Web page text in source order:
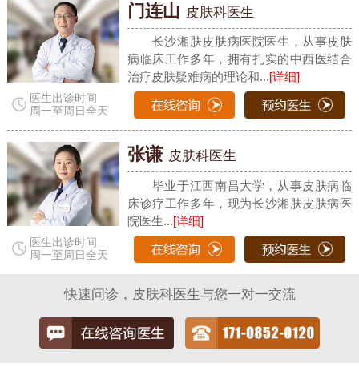
医生出诊时间
周一至周日全天
门连山 皮肤科医生
长沙湘肤皮肤病医院医生，从事皮肤
病临床工作多年，拥有扎实的中西医结合
治疗皮肤疑难病的理论和...[详细]
医生出诊时间
周一至周日全天
张谦 皮肤科医生
毕业于江西南昌大学，从事皮肤病临
床诊疗工作多年，现为长沙湘肤皮肤病医
院医生...[详细]
快速问诊，皮肤科医生与您一对一交流